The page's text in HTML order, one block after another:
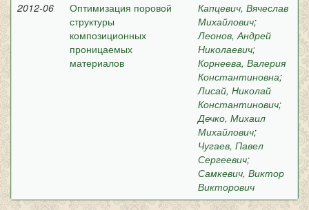
2012-06
Оптимизация поровой
структуры
композиционных
проницаемых
материалов
Капцевич, Вячеслав
Михайлович;
Леонов, Андрей
Николаевич;
Корнеева, Валерия
Константиновна;
Лисай, Николай
Константинович;
Дечко, Михаил
Михайлович;
Чугаев, Павел
Сергеевич;
Самкевич, Виктор
Викторович